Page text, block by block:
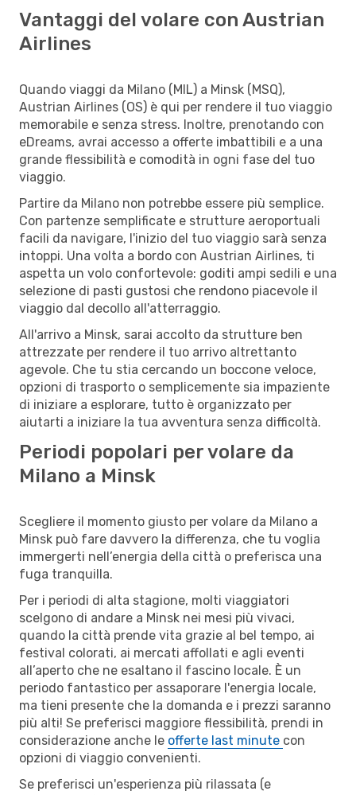
Vantaggi del volare con Austrian
Airlines
Quando viaggi da Milano (MIL) a Minsk (MSQ),
Austrian Airlines (OS) è qui per rendere il tuo viaggio
memorabile e senza stress. Inoltre, prenotando con
eDreams, avrai accesso a offerte imbattibili e a una
grande flessibilità e comodità in ogni fase del tuo
viaggio.
Partire da Milano non potrebbe essere più semplice.
Con partenze semplificate e strutture aeroportuali
facili da navigare, l'inizio del tuo viaggio sarà senza
intoppi. Una volta a bordo con Austrian Airlines, ti
aspetta un volo confortevole: goditi ampi sedili e una
selezione di pasti gustosi che rendono piacevole il
viaggio dal decollo all'atterraggio.
All'arrivo a Minsk, sarai accolto da strutture ben
attrezzate per rendere il tuo arrivo altrettanto
agevole. Che tu stia cercando un boccone veloce,
opzioni di trasporto o semplicemente sia impaziente
di iniziare a esplorare, tutto è organizzato per
aiutarti a iniziare la tua avventura senza difficoltà.
Periodi popolari per volare da
Milano a Minsk
Scegliere il momento giusto per volare da Milano a
Minsk può fare davvero la differenza, che tu voglia
immergerti nell’energia della città o preferisca una
fuga tranquilla.
Per i periodi di alta stagione, molti viaggiatori
scelgono di andare a Minsk nei mesi più vivaci,
quando la città prende vita grazie al bel tempo, ai
festival colorati, ai mercati affollati e agli eventi
all’aperto che ne esaltano il fascino locale. È un
periodo fantastico per assaporare l'energia locale,
ma tieni presente che la domanda e i prezzi saranno
più alti! Se preferisci maggiore flessibilità, prendi in
considerazione anche le offerte last minute con
opzioni di viaggio convenienti.
Se preferisci un'esperienza più rilassata (e